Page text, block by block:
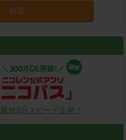
検索
短3分スピード出発！